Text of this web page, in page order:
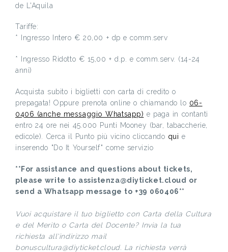
de L'Aquila
Tariffe:
* Ingresso Intero € 20,00 + dp e comm.serv
* Ingresso Ridotto € 15,00 + d.p. e comm.serv. (14-24
anni)
Acquista subito i biglietti con carta di credito o
prepagata! Oppure prenota online o chiamando lo 06-
0406 (anche messaggio Whatsapp) e paga in contanti
entro 24 ore nei 45.000 Punti Mooney (bar, tabaccherie,
edicole). Cerca il Punto più vicino cliccando qui e
inserendo "Do It Yourself" come servizio
**For assistance and questions about tickets,
please write to assistenza@diyticket.cloud or
send a Whatsapp message to +39 060406**
Vuoi acquistare il tuo biglietto con Carta della Cultura
e del Merito o Carta del Docente? Invia la tua
richiesta all'indirizzo mail
bonuscultura@diyticket.cloud. La richiesta verrà